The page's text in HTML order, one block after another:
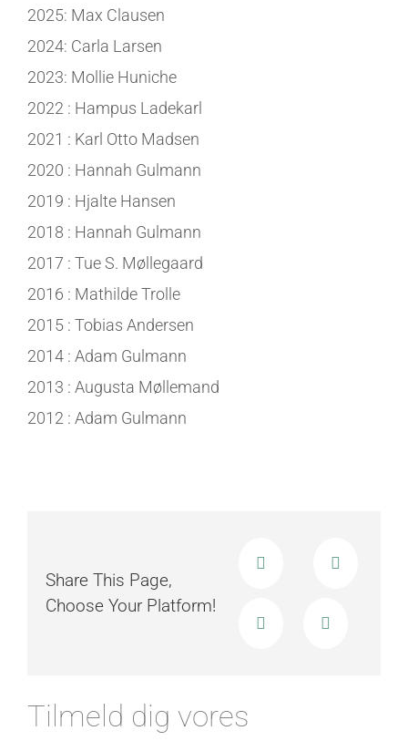
2025: Max Clausen
2024: Carla Larsen
2023: Mollie Huniche
2022 : Hampus Ladekarl
2021 : Karl Otto Madsen
2020 : Hannah Gulmann
2019 : Hjalte Hansen
2018 : Hannah Gulmann
2017 : Tue S. Møllegaard
2016 : Mathilde Trolle
2015 : Tobias Andersen
2014 : Adam Gulmann
2013 : Augusta Møllemand
2012 : Adam Gulmann
Share This Page,
Choose Your Platform!
Tilmeld dig vores